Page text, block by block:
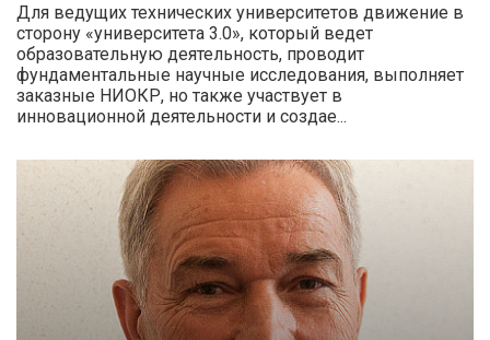
Для ведущих технических университетов движение в
сторону «университета 3.0», который ведет
образовательную деятельность, проводит
фундаментальные научные исследования, выполняет
заказные НИОКР, но также участвует в
инновационной деятельности и создае...